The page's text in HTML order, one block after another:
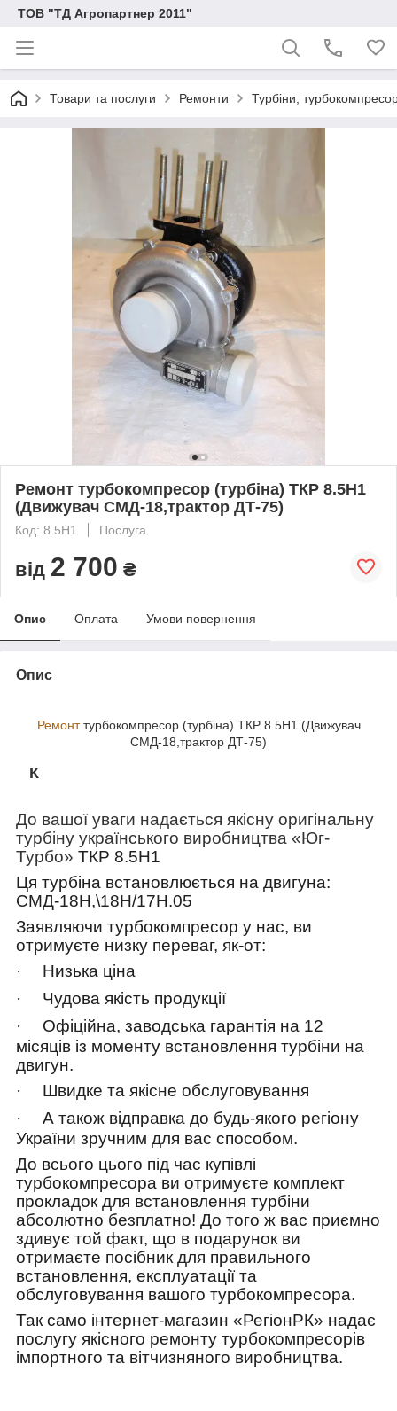
ТОВ "ТД Агропартнер 2011"
Товари та послуги Ремонти Турбіни,
Ремонт турбокомпресор (турбіна) ТКР 8.5Н1
(Движувач СМД-18,трактор ДТ-75)
Код: 8.5Н1 Послуга
від 2 700 ₴
Опис Оплата Умови повернення
Опис
Ремонттурбокомпресор (турбіна) ТКР 8.5Н1 (Движувач
СМД-18,трактор ДТ-75)
К
До вашої уваги надається якісну оригінальну
турбіну українського виробництва «Юг-
Турбо» ТКР 8.5Н1
Ця турбіна встановлюється на двигуна:
СМД-18Н,\18Н/17Н.05
Заявляючи турбокомпресор у нас, ви
отримуєте низку переваг, як-от:
·
Низька ціна
·
Чудова якість продукції
·
Офіційна, заводська гарантія на 12
місяців із моменту встановлення турбіни на
двигун.
·
Швидке та якісне обслуговування
·
А також відправка до будь-якого регіону
України зручним для вас способом.
До всього цього під час купівлі
турбокомпресора ви отримуєте комплект
прокладок для встановлення турбіни
абсолютно безплатно! До того ж вас приємно
здивує той факт, що в подарунок ви
отримаєте посібник для правильного
встановлення, експлуатації та
обслуговування вашого турбокомпресора.
Так само інтернет-магазин «РегіонРК» надає
послугу якісного ремонту турбокомпресорів
імпортного та вітчизняного виробництва.